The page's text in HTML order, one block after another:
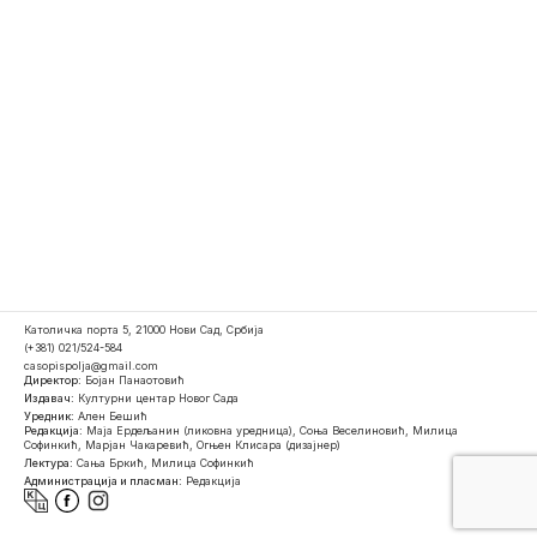
Католичка порта 5, 21000 Нови Сад, Србија
(+381) 021/524-584
casopispolja@gmail.com
Директор: Бојан Панаотовић
Издавач: Културни центар Новог Сада
Уредник: Ален Бешић
Редакција: Маја Ердељанин (ликовна уредница), Соња Веселиновић, Милица
Софинкић, Марјан Чакаревић, Огњен Клисара (дизајнер)
Лектура: Сања Бркић, Милица Софинкић
Администрација и пласман: Редакција